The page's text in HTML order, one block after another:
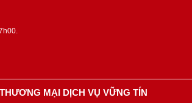
MẠI DỊCH VỤ VỮNG TÍN